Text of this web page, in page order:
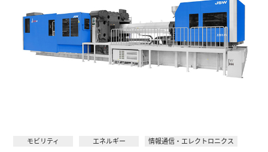
サステナビリティ
株主・
投資家情報
モビリティ エネルギー
情報通信・エレクトロニクス